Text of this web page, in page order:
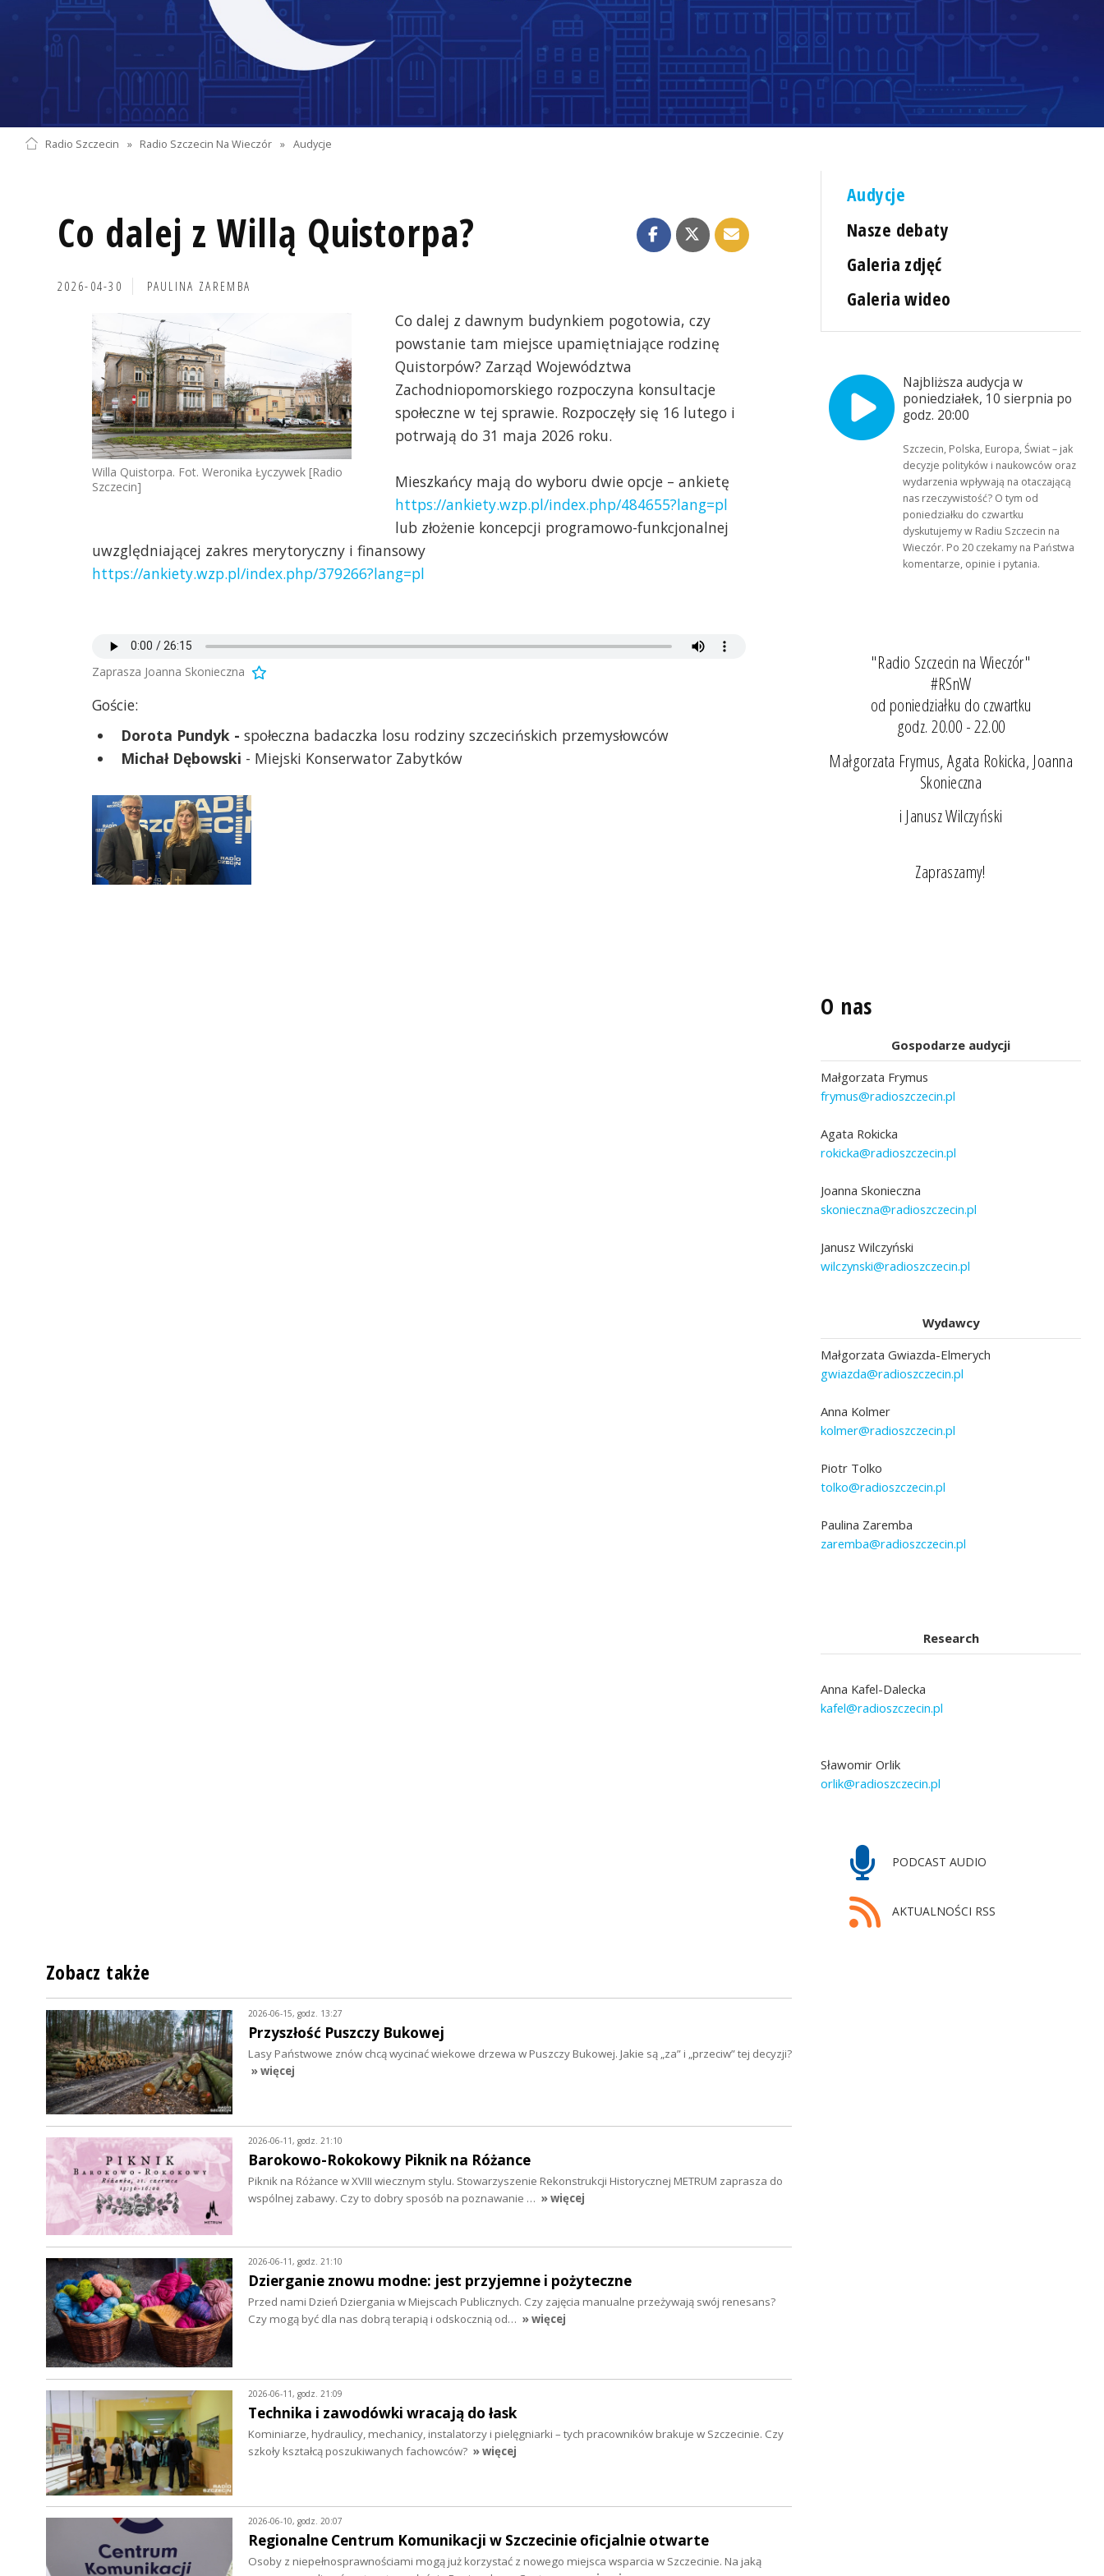
Radio Szczecin » Radio Szczecin Na Wieczór » Audycje
Co dalej z Willą Quistorpa?
2026-04-30 PAULINA ZAREMBA
Willa Quistorpa. Fot. Weronika Łyczywek [Radio
Szczecin]
Co dalej z dawnym budynkiem pogotowia, czy
powstanie tam miejsce upamiętniające rodzinę
Quistorpów? Zarząd Województwa
Zachodniopomorskiego rozpoczyna konsultacje
społeczne w tej sprawie. Rozpoczęły się 16 lutego i
potrwają do 31 maja 2026 roku.
Mieszkańcy mają do wyboru dwie opcje – ankietę
https://ankiety.wzp.pl/index.php/484655?lang=pl
lub złożenie koncepcji programowo-funkcjonalnej
uwzględniającej zakres merytoryczny i finansowy
https://ankiety.wzp.pl/index.php/379266?lang=pl
Zaprasza Joanna Skonieczna
Goście:
Dorota Pundyk - społeczna badaczka losu rodziny szczecińskich przemysłowców
Michał Dębowski - Miejski Konserwator Zabytków
Audycje
Nasze debaty
Galeria zdjęć
Galeria wideo
Najbliższa audycja w
poniedziałek, 10 sierpnia po
godz. 20:00
Szczecin, Polska, Europa, Świat – jak
decyzje polityków i naukowców oraz
wydarzenia wpływają na otaczającą
nas rzeczywistość? O tym od
poniedziałku do czwartku
dyskutujemy w Radiu Szczecin na
Wieczór. Po 20 czekamy na Państwa
komentarze, opinie i pytania.
"Radio Szczecin na Wieczór"
#RSnW
od poniedziałku do czwartku
godz. 20.00 - 22.00
Małgorzata Frymus, Agata Rokicka, Joanna
Skonieczna
i Janusz Wilczyński
Zapraszamy!
O nas
Gospodarze audycji
Małgorzata Frymus
frymus@radioszczecin.pl
Agata Rokicka
rokicka@radioszczecin.pl
Joanna Skonieczna
skonieczna@radioszczecin.pl
Janusz Wilczyński
wilczynski@radioszczecin.pl
Wydawcy
Małgorzata Gwiazda-Elmerych
gwiazda@radioszczecin.pl
Anna Kolmer
kolmer@radioszczecin.pl
Piotr Tolko
tolko@radioszczecin.pl
Paulina Zaremba
zaremba@radioszczecin.pl
Research
Anna Kafel-Dalecka
kafel@radioszczecin.pl
Sławomir Orlik
orlik@radioszczecin.pl
PODCAST AUDIO
AKTUALNOŚCI RSS
Zobacz także
2026-06-15, godz. 13:27
Przyszłość Puszczy Bukowej
Lasy Państwowe znów chcą wycinać wiekowe drzewa w Puszczy Bukowej. Jakie są „za” i „przeciw” tej decyzji?
» więcej
2026-06-11, godz. 21:10
Barokowo-Rokokowy Piknik na Różance
Piknik na Różance w XVIII wiecznym stylu. Stowarzyszenie Rekonstrukcji Historycznej METRUM zaprasza do
wspólnej zabawy. Czy to dobry sposób na poznawanie … » więcej
2026-06-11, godz. 21:10
Dzierganie znowu modne: jest przyjemne i pożyteczne
Przed nami Dzień Dziergania w Miejscach Publicznych. Czy zajęcia manualne przeżywają swój renesans?
Czy mogą być dla nas dobrą terapią i odskocznią od… » więcej
2026-06-11, godz. 21:09
Technika i zawodówki wracają do łask
Kominiarze, hydraulicy, mechanicy, instalatorzy i pielęgniarki – tych pracowników brakuje w Szczecinie. Czy
szkoły kształcą poszukiwanych fachowców? » więcej
2026-06-10, godz. 20:07
Regionalne Centrum Komunikacji w Szczecinie oficjalnie otwarte
Osoby z niepełnosprawnościami mogą już korzystać z nowego miejsca wsparcia w Szczecinie. Na jaką